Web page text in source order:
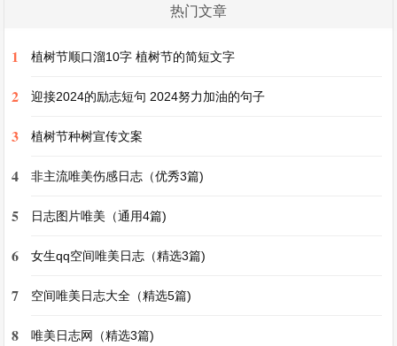
璨的明珠，镶嵌在家乡的历史长河之中。
每年的春节，那可是家乡最热闹的时候。从腊月二
十三开始，便进入了“小年”，人们开始忙碌起来。
事，保佑全家来年平安顺遂。到了除夕，全家老小
围坐在一起包饺子。这包饺子可有讲究，在饺子里
那来年就会好运连连。晚上，一家人守岁，看着春
节联欢晚会，欢声笑语回荡在屋子里。当新年的钟
热门文章
1 植树节顺口溜10字 植树节的简短文字
2 迎接2024的励志短句 2024努力加油的句子
3 植树节种树宣传文案
4 非主流唯美伤感日志（优秀3篇)
5 日志图片唯美（通用4篇)
6 女生qq空间唯美日志（精选3篇)
7 空间唯美日志大全（精选5篇)
8 唯美日志网（精选3篇)